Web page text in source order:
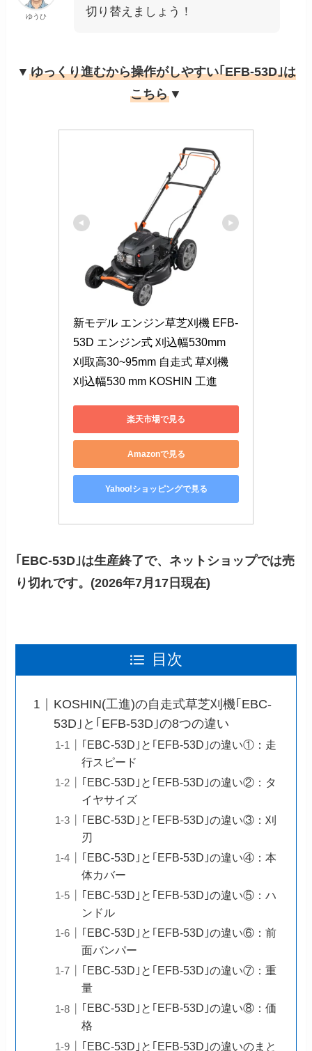
ゆうひ
切り替えましょう！
▼ ゆっくり進むから操作がしやすい｢EFB-53D｣は
こちら ▼
新モデル エンジン草芝刈機 EFB-
53D エンジン式 刈込幅530mm
刈取高30~95mm 自走式 草刈機
刈込幅530 mm KOSHIN 工進
楽天市場で見る
Amazonで見る
Yahoo!ショッピングで見る
｢EBC-53D｣は生産終了で、ネットショップでは売
り切れです。(2026年7月17日現在)
目次
KOSHIN(工進)の自走式草芝刈機｢EBC-
53D｣と｢EFB-53D｣の8つの違い
｢EBC-53D｣と｢EFB-53D｣の違い①：走
行スピード
｢EBC-53D｣と｢EFB-53D｣の違い②：タ
イヤサイズ
｢EBC-53D｣と｢EFB-53D｣の違い③：刈
刃
｢EBC-53D｣と｢EFB-53D｣の違い④：本
体カバー
｢EBC-53D｣と｢EFB-53D｣の違い⑤：ハ
ンドル
｢EBC-53D｣と｢EFB-53D｣の違い⑥：前
面バンパー
｢EBC-53D｣と｢EFB-53D｣の違い⑦：重
量
｢EBC-53D｣と｢EFB-53D｣の違い⑧：価
格
｢EBC-53D｣と｢EFB-53D｣の違いのまと